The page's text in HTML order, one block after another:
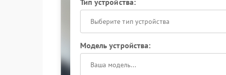
Тип устройства:
Выберите тип устройства
Модель устройства: